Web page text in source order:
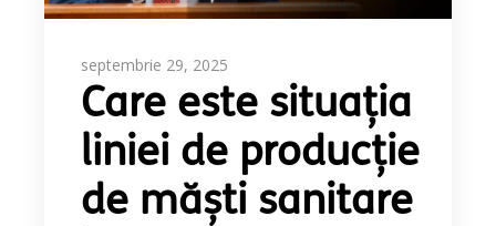
septembrie 29, 2025
Care este situația
liniei de producţie
de măşti sanitare